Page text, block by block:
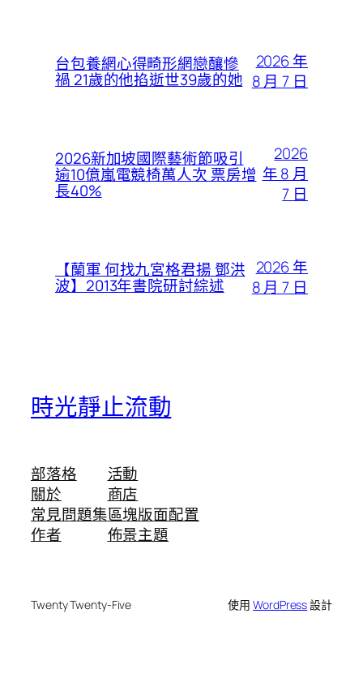
台包養網心得畸形網戀釀慘
禍 21歲的他掐逝世39歲的她
2026 年
8 月 7 日
2026新加坡國際藝術節吸引
逾10億嵐電競椅萬人次 票房增
長40%
2026
年 8 月
7 日
【蘭軍 何找九宮格君揚 鄧洪
波】2013年書院研討綜述
2026 年
8 月 7 日
時光靜止流動
部落格
關於
常見問題集
作者
活動
商店
區塊版面配置
佈景主題
Twenty Twenty-Five 使用WordPress設計